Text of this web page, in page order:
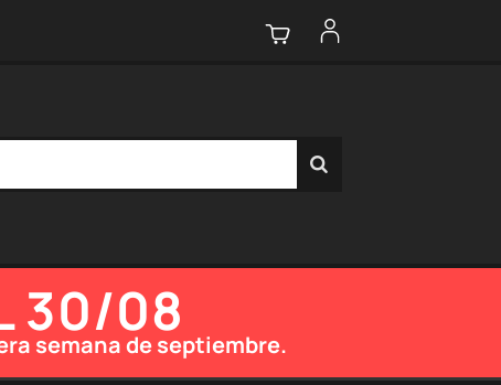
30/08
semana de septiembre.